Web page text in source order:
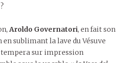
Aroldo Governatori, en fait son
sublimant la lave du Vésuve
tempera sur impression